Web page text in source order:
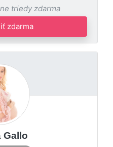
triedy zdarma
zdarma
Gallo